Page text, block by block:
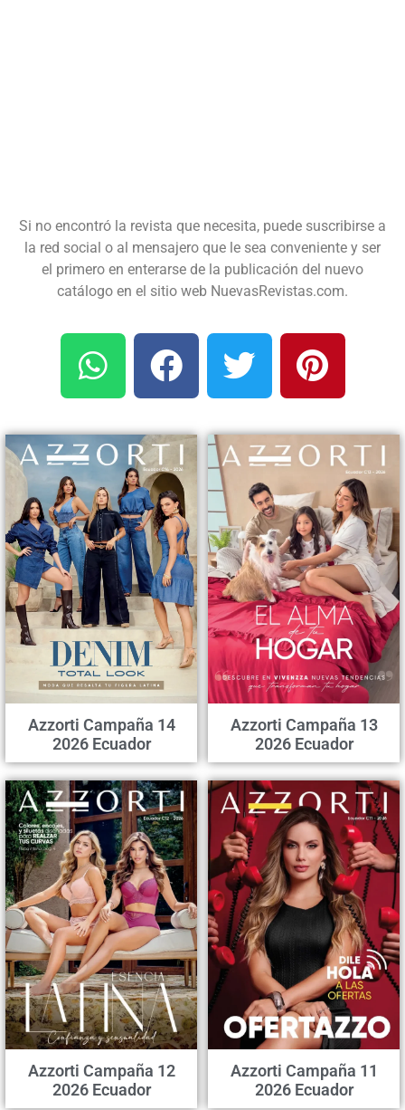
Si no encontró la revista que necesita, puede suscribirse a
la red social o al mensajero que le sea conveniente y ser
el primero en enterarse de la publicación del nuevo
catálogo en el sitio web NuevasRevistas.com.
Azzorti Campaña 14
2026 Ecuador
Azzorti Campaña 13
2026 Ecuador
Azzorti Campaña 12
2026 Ecuador
Azzorti Campaña 11
2026 Ecuador